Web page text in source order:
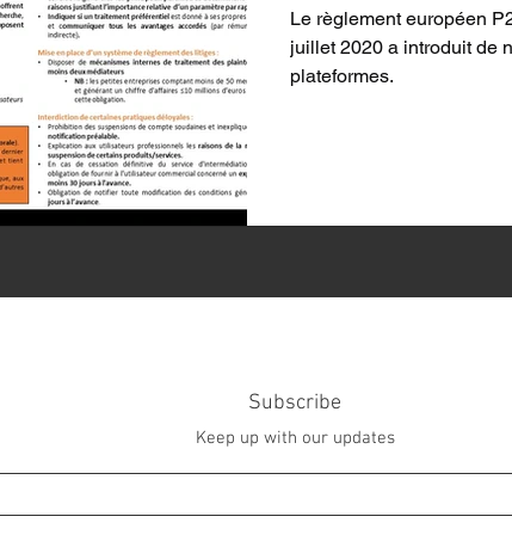
Le règlement européen
juillet 2020 a introduit de
plateformes.
Subscribe
Keep up with our updates